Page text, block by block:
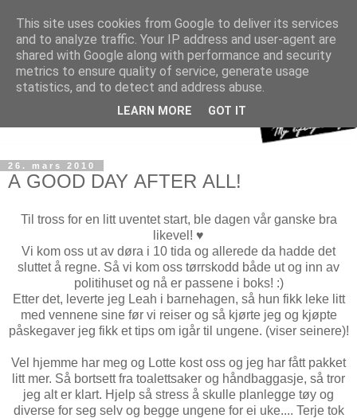
26. mars 2010
A GOOD DAY AFTER ALL!
Til tross for en litt uventet start, ble dagen vår ganske bra
likevel! ♥
Vi kom oss ut av døra i 10 tida og allerede da hadde det
sluttet å regne. Så vi kom oss tørrskodd både ut og inn av
politihuset og nå er passene i boks! :)
Etter det, leverte jeg Leah i barnehagen, så hun fikk leke litt
med vennene sine før vi reiser og så kjørte jeg og kjøpte
påskegaver jeg fikk et tips om igår til ungene. (viser seinere)!
Vel hjemme har meg og Lotte kost oss og jeg har fått pakket
litt mer. Så bortsett fra toalettsaker og håndbaggasje, så tror
jeg alt er klart. Hjelp så stress å skulle planlegge tøy og
diverse for seg selv og begge ungene for ei uke.... Terje tok
This site uses cookies from Google to deliver its services
and to analyze traffic. Your IP address and user-agent are
shared with Google along with performance and security
metrics to ensure quality of service, generate usage
statistics, and to detect and address abuse.
LEARN MORE GOT IT